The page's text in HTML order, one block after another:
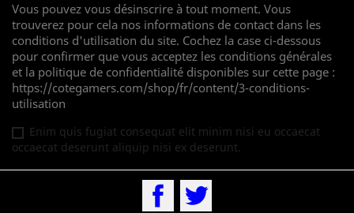
Vous pouvez vous désinscrire à tout moment. Vous
trouverez pour cela nos informations de contact dans les
conditions d'utilisation du site. Cochez la case ci-dessous
pour confirmer que vous acceptez les conditions générales
et la politique de confidentialité disponibles sur cette page :
https://cotegamers.com/shop/fr/content/3-conditions-
utilisation
Enim quis fugiat consequat elit minim nisi eu occaecat
occaecat deserunt aliquip nisi ex deserunt.
Facebook